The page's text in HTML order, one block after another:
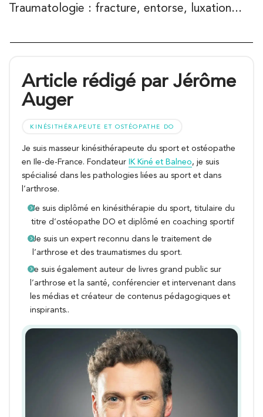
Traumatologie : fracture, entorse, luxation...
Article rédigé par Jérôme
Auger
KINÉSITHÉRAPEUTE ET OSTÉOPATHE DO
Je suis masseur kinésithérapeute du sport et ostéopathe
en Ile-de-France. Fondateur IK Kiné et Balneo, je suis
spécialisé dans les pathologies liées au sport et dans
l’arthrose.
Je suis diplômé en kinésithérapie du sport, titulaire du
titre d’ostéopathe DO et diplômé en coaching sportif
Je suis un expert reconnu dans le traitement de
l’arthrose et des traumatismes du sport.
Je suis également auteur de livres grand public sur
l’arthrose et la santé, conférencier et intervenant dans
les médias et créateur de contenus pédagogiques et
inspirants..